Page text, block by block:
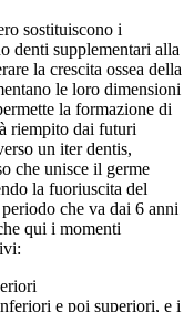
sostituiscono i
denti supplementari alla
la crescita ossea della
le loro dimensioni
la formazione di
riempito dai futuri
un iter dentis,
che unisce il germe
la fuoriuscita del
che va dai 6 anni
qui i momenti
e poi superiori, e i